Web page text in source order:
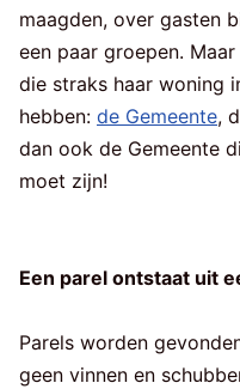
maagden, over gasten
een paar groepen.
die straks haar woning
hebben: de Gemeente,
dan ook de Gemeente
moet zijn!
Een parel ontstaat uit
Parels worden
geen vinnen en